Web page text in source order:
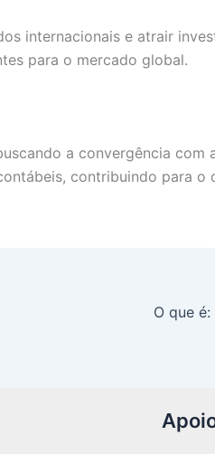
internacionais e atrair
para o mercado global.
a convergência com
contribuindo para o
O que